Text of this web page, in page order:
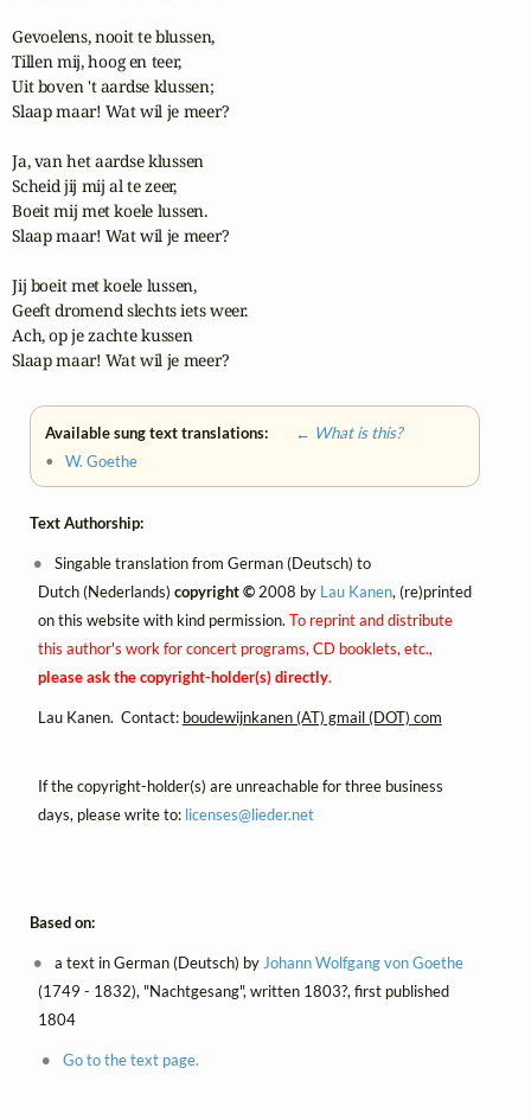
Gevoelens, nooit te blussen,
Tillen mij, hoog en teer,
Uit boven 't aardse klussen;
Slaap maar! Wat wil je meer?
Ja, van het aardse klussen
Scheid jij mij al te zeer,
Boeit mij met koele lussen.
Slaap maar! Wat wil je meer?
Jij boeit met koele lussen,
Geeft dromend slechts iets weer.
Ach, op je zachte kussen
Slaap maar! Wat wil je meer?
Available sung text translations:
← What is this?
•W. Goethe
Text Authorship:
Singable translation from German (Deutsch) to
Dutch (Nederlands) copyright ©2008 by Lau Kanen, (re)printed
on this website with kind permission. To reprint and distribute
this author's work for concert programs, CD booklets, etc.,
please ask the copyright-holder(s) directly.
Lau Kanen. Contact: boudewijnkanen (AT) gmail (DOT) com
If the copyright-holder(s) are unreachable for three business
days, please write to: licenses@lieder.net
Based on:
a text in German (Deutsch) by Johann Wolfgang von Goethe
(1749 - 1832), "Nachtgesang", written 1803?, first published
1804
Go to the text page.